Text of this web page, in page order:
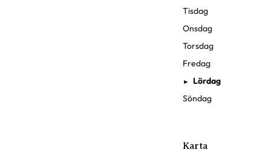
Tisdag
Onsdag
Torsdag
Fredag
►
Lördag
Söndag
Karta